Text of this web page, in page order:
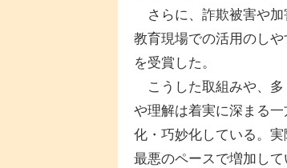
さらに、詐欺被害や加
教育現場での活用のし
を受賞した。
こうした取組みや、多
や理解は着実に深まる
化・巧妙化している。
最悪のペースで増加して